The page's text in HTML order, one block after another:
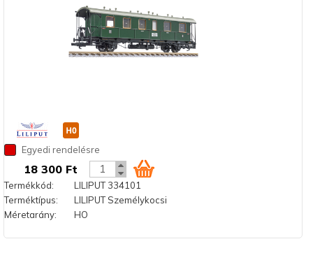
Egyedi rendelésre
18 300 Ft
Termékkód:
LILIPUT 334101
Terméktípus:
LILIPUT Személykocsi
Méretarány:
HO